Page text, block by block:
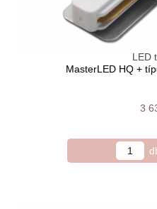
LED
MasterLED HQ +
3